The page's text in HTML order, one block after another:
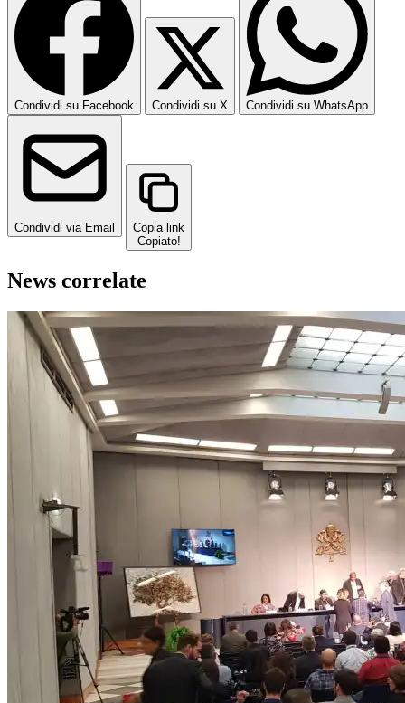
Condividi su Facebook Condividi su X Condividi su WhatsApp
Condividi via Email
Copia link
Copiato!
News correlate